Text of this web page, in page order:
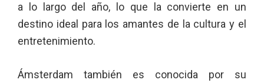
a lo largo del año, lo que la convierte en un
destino ideal para los amantes de la cultura y el
entretenimiento.
Ámsterdam también es conocida por su